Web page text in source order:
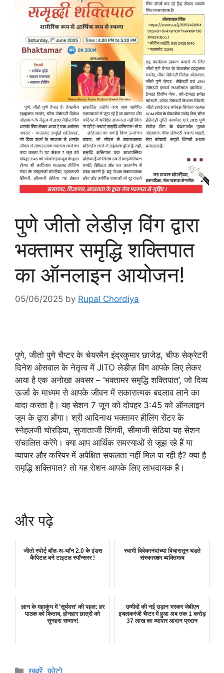
पुणे जीतो लेडीज़ विंग द्वारा
भक्तामर समृद्धि शक्तिपात
का ऑनलाइन आयोजन!
05/06/2025 by Rupal Chordiya
पुणे, जीतो पुणे चैप्टर के चेयरमैन इंद्रकुमार छाजेड़, चीफ सेक्रेटरी
दिनेश ओसवाल के नेतृत्व में JITO लेडीज़ विंग आपके लिए लेकर
आया है एक अनोखा अवसर – ‘भक्तामर समृद्धि शक्तिपात’, जो दिव्य
ऊर्जा के माध्यम से आपके जीवन में सकारात्मक बदलाव लाने का
वादा करता है। यह सेशन 7 जून को दोपहर 3:45 को ऑनलाइन
जूम के द्वारा होंगा। श्री आदिनाथ भक्तामर हीलिंग सेंटर के
स्नेहलजी चोरड़िया, सुजाताजी शिंगवी, सीमाजी सेठिया यह सेशन
संचालित करेंगे। क्या आप आर्थिक समस्याओं से जूझ रहे हैं या
व्यापार और करियर में अपेक्षित सफलता नहीं मिल पा रही है? क्या है
समृद्धि शक्तिपात? तो यह सेशन आपके लिए लाभदायक है।
और पढ़े
जीतो स्पोर्ट् बॉल-अ-थॉन 2.0 के इंडस
कैपिटल बने टाइटल स्पॉन्सरर !
स्वामी विवेकानंदांच्या विचारातून घडते
संस्कारक्षम व्यक्तिमत्व
ज्ञान के महाकुंभ में 'सूर्यदत्त' की पहल: हर
पाठक को किताब, होनहार छात्रों को
सुनहरा सम्मान!
उम्मीदों की नई उड़ान भरकर जेबीएन
इचलकरंजी चैप्टर में हुआ अब तक 1 करोड़
37 लाख का व्यापार आदान प्रदान
Categories
खबरें,फोटो